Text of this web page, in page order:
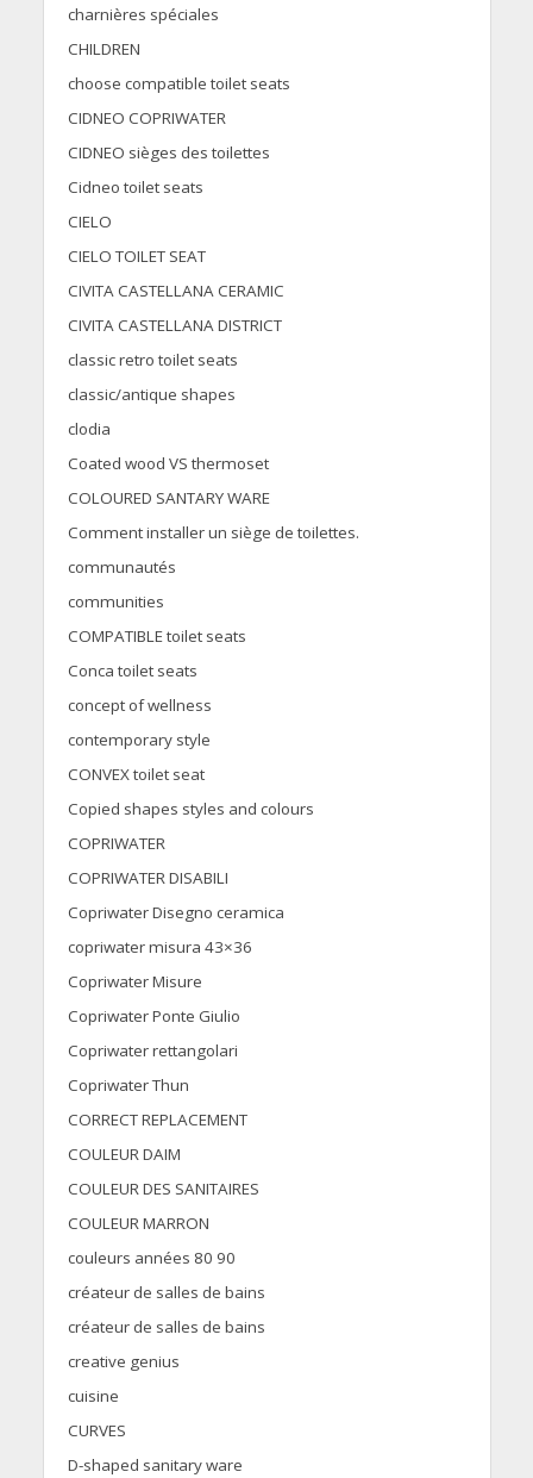
charnières spéciales
CHILDREN
choose compatible toilet seats
CIDNEO COPRIWATER
CIDNEO sièges des toilettes
Cidneo toilet seats
CIELO
CIELO TOILET SEAT
CIVITA CASTELLANA CERAMIC
CIVITA CASTELLANA DISTRICT
classic retro toilet seats
classic/antique shapes
clodia
Coated wood VS thermoset
COLOURED SANTARY WARE
Comment installer un siège de toilettes.
communautés
communities
COMPATIBLE toilet seats
Conca toilet seats
concept of wellness
contemporary style
CONVEX toilet seat
Copied shapes styles and colours
COPRIWATER
COPRIWATER DISABILI
Copriwater Disegno ceramica
copriwater misura 43×36
Copriwater Misure
Copriwater Ponte Giulio
Copriwater rettangolari
Copriwater Thun
CORRECT REPLACEMENT
COULEUR DAIM
COULEUR DES SANITAIRES
COULEUR MARRON
couleurs années 80 90
créateur de salles de bains
créateur de salles de bains
creative genius
cuisine
CURVES
D-shaped sanitary ware